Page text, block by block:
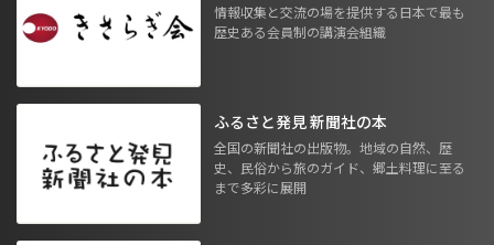
情報収集と交流の場を提供する日本で最も
歴史ある会員制の講演会組織
ふるさと発見 新聞社の本
全国の新聞社の出版物。地域の自然、歴
史、民俗から旅のガイド、郷土料理に至る
まで多彩に展開